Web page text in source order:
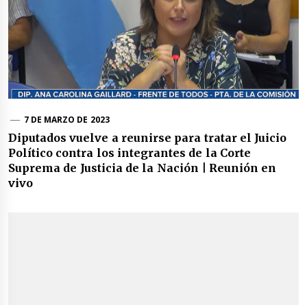
7 DE MARZO DE 2023
Diputados vuelve a reunirse para tratar el Juicio
Político contra los integrantes de la Corte
Suprema de Justicia de la Nación | Reunión en
vivo